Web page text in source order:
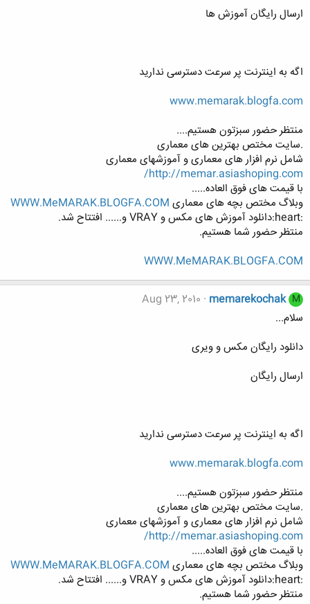
ارسال رایگان آموزش ها
اگه به اینترنت پر سرعت دسترسی ندارید
www.memarak.blogfa.com
منتظر حضور سبزتون هستیم....
.سایت مختص بهترین های معماری
شامل نرم افزار های معماری و آموزشهای معماری
http://memar.asiashoping.com/
با قیمت های فوق العاده.....
وبلاگ مختص بچه های معماری WWW.MeMARAK.BLOGFA.COM
:heart:دانلود آموزش های مکس و VRAY و...... افتتاح شد.
منتظر حضور شما هستیم.
WWW.MeMARAK.BLOGFA.COM
M
memarekochak
Aug 23, 2010
سلام...
دانلود رایگان مکس و ویری
ارسال رایگان
اگه به اینترنت پر سرعت دسترسی ندارید
www.memarak.blogfa.com
منتظر حضور سبزتون هستیم....
.سایت مختص بهترین های معماری
شامل نرم افزار های معماری و آموزشهای معماری
http://memar.asiashoping.com/
با قیمت های فوق العاده.....
وبلاگ مختص بچه های معماری WWW.MeMARAK.BLOGFA.COM
:heart:دانلود آموزش های مکس و VRAY و...... افتتاح شد.
منتظر حضور شما هستیم.